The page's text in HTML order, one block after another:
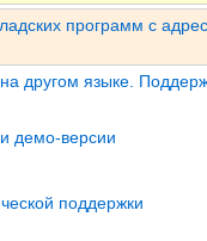
программ с
другом языке.
демо-версии
поддержки